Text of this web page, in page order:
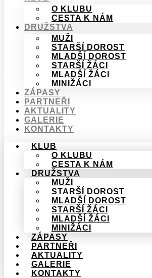
O KLUBU
CESTA K NÁM
DRUŽSTVA
MUŽI
STARŠÍ DOROST
MLADŠÍ DOROST
STARŠÍ ŽÁCI
MLADŠÍ ŽÁCI
MINIŽÁCI
ZÁPASY
PARTNEŘI
AKTUALITY
GALERIE
KONTAKTY
KLUB
O KLUBU
CESTA K NÁM
DRUŽSTVA
MUŽI
STARŠÍ DOROST
MLADŠÍ DOROST
STARŠÍ ŽÁCI
MLADŠÍ ŽÁCI
MINIŽÁCI
ZÁPASY
PARTNEŘI
AKTUALITY
GALERIE
KONTAKTY